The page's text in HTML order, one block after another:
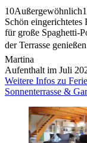
10Außergewöhnlich
Schön
für große Spaghetti-
der Terrasse
Martina
Aufenthalt im Juli
Weitere Infos zu
Sonnenterrasse &